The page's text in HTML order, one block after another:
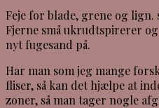
Feje for blade, grene og
Fjerne små ukrudtspirerer
nyt fugesand på.
Har man som jeg mange
fliser, så kan det hjælpe at
zoner, så man tager nogle